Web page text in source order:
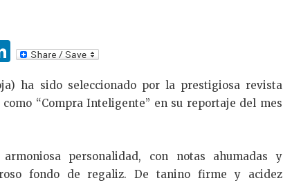
Li
n
k
n
ha sido seleccionado por la prestigiosa revista
“Compra Inteligente” en su reportaje del mes
personalidad, con notas ahumadas y
fondo de regaliz. De tanino firme y acidez